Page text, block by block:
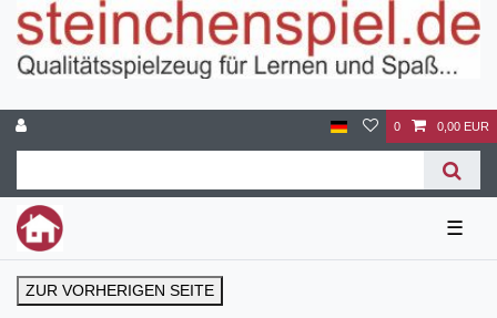
0 0,00 EUR
☰
ZUR VORHERIGEN SEITE